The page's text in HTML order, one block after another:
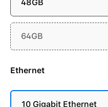
48GB
64GB
Ethernet
10 Gigabit Ethernet